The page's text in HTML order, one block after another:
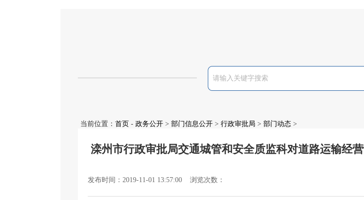
当前位置： 首页 - 政务公开 > 部门信息公开 > 行政审批局 > 部门动态 >
滦州市行政审批局交通城管和安全质监科对道路运输经
发布时间：2019-11-01 13:57:00 浏览次数：